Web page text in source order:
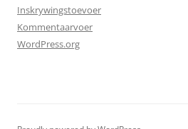
Inskrywingstoevoer
Kommentaarvoer
WordPress.org